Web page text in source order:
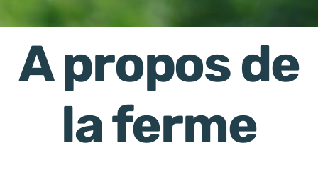
A propos de
la ferme
Les jardiniers-maraîchers